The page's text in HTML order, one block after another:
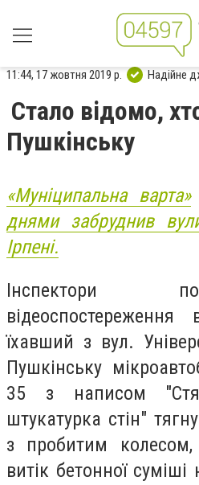
11:44, 17 жовтня 2019 р. Надійне
Стало відомо,
Пушкінську
«Муніципальна варта»
днями забруднив
Ірпені.
Інспектори
відеоспостереження
їхавший з вул.
Пушкінську
35 з написом
штукатурка стін"
з пробитим
витік бетонної